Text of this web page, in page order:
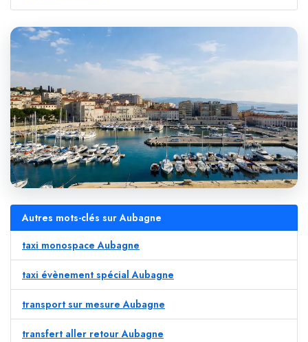
Autres mots-clés sur Aubagne
taxi monospace Aubagne
taxi évènement spécial Aubagne
transport sur mesure Aubagne
transfert aller retour Aubagne